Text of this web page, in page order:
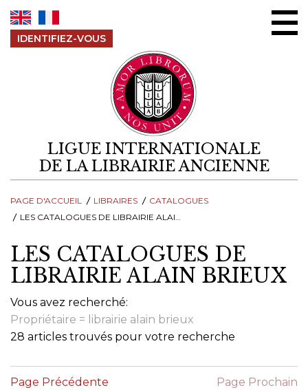
IDENTIFIEZ-VOUS
LIGUE INTERNATIONALE
DE LA LIBRAIRIE ANCIENNE
PAGE D'ACCUEIL LIBRAIRES
CATALOGUES
LES CATALOGUES DE LIBRAIRIE ALAIN BRIEUX
LES CATALOGUES DE
LIBRAIRIE ALAIN BRIEUX
Vous avez recherché:
Propriétaire = librairie alain brieux
28 articles trouvés pour votre recherche
Page Précédente
Page Prochain